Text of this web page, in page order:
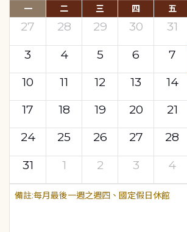
一 二 三 四 五
27 28 29 30 31
3
4 5 6 7
10
11 12 13 14
17
18 19 20 21
24
25 26 27 28
31
1 2 3 4
每月最後一週之週四、國定假日休館